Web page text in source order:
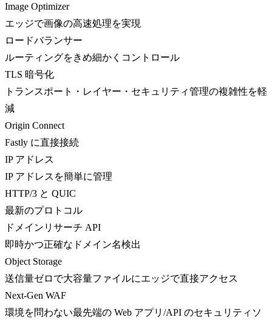
Image Optimizer
エッジで画像の高速処理を実現
ロードバランサー
ルーティングをきめ細かくコントロール
TLS 暗号化
トランスポート・レイヤー・セキュリティ管理の複雑性を軽
減
Origin Connect
Fastly に直接接続
IP アドレス
IP アドレスを簡単に管理
HTTP/3 と QUIC
最新のプロトコル
ドメインリサーチ API
即時かつ正確なドメイン名検出
Object Storage
送信量ゼロで大容量ファイルにエッジで直接アクセス
Next-Gen WAF
環境を問わない最先端の Web アプリ/API のセキュリティソ